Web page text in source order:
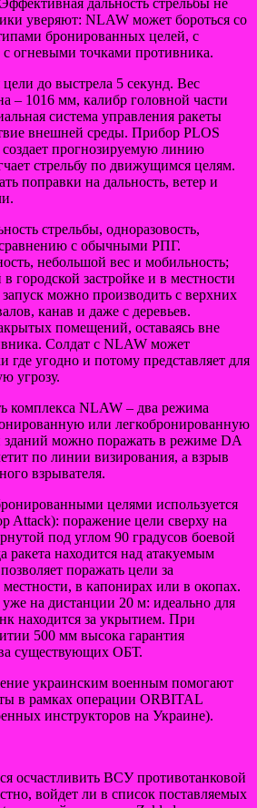
уверяют: NLAW может бороться со
бронированных целей, с
огневыми точками противника.
до выстрела 5 секунд. Вес
– 1016 мм, калибр головной части
система управления ракеты
внешней среды. Прибор PLOS
прогнозируемую линию
стрельбу по движущимся целям.
поправки на дальность, ветер и
стрельбы, одноразовость,
с обычными РПГ.
небольшой вес и мобильность;
городской застройке и в местности
можно производить с верхних
канав и даже с деревьев.
помещений, оставаясь вне
Солдат с NLAW может
где угодно и потому представляет для
угрозу.
комплекса NLAW – два режима
или легкобронированную
зданий можно поражать в режиме DA
по линии визирования, а взрыв
взрывателя.
целями используется
Attack): поражение цели сверху на
под углом 90 градусов боевой
ракета находится над атакуемым
поражать цели за
в капонирах или в окопах.
на дистанции 20 м: идеально для
находится за укрытием. При
500 мм высока гарантия
существующих ОБТ.
украинским военным помогают
в рамках операции ORBITAL
инструкторов на Украине).
осчастливить ВСУ противотанковой
войдет ли в список поставляемых